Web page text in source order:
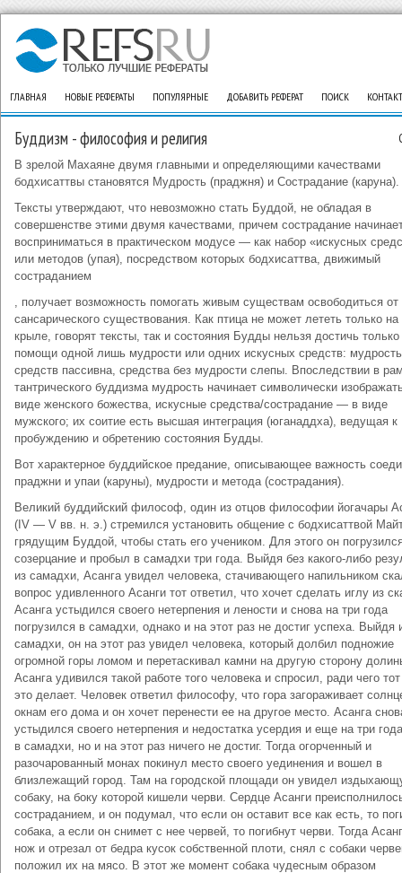
ГЛАВНАЯ НОВЫЕ РЕФЕРАТЫ ПОПУЛЯРНЫЕ ДОБАВИТЬ РЕФЕРАТ ПОИСК
Буддизм - философия и религия
В зрелой Махаяне двумя главными и определяющими качествами
бодхисаттвы становятся Мудрость (праджня) и Сострадание (каруна).
Тексты утверждают, что невозможно стать Буддой, не обладая в
совершенстве этими двумя качествами, причем сострадание
восприниматься в практическом модусе — как набор «искусных
или методов (упая), посредством которых бодхисаттва, движимый
состраданием
, получает возможность помогать живым существам освободиться от
сансарического существования. Как птица не может лететь только
крыле, говорят тексты, так и состояния Будды нельзя достичь только
помощи одной лишь мудрости или одних искусных средств:
средств пассивна, средства без мудрости слепы. Впоследствии в
тантрического буддизма мудрость начинает символически
виде женского божества, искусные средства/сострадание — в виде
мужского; их соитие есть высшая интеграция (юганаддха), ведущая к
пробуждению и обретению состояния Будды.
Вот характерное буддийское предание, описывающее важность
праджни и упаи (каруны), мудрости и метода (сострадания).
Великий буддийский философ, один из отцов философии йогачары
(IV — V вв. н. э.) стремился установить общение с бодхисаттвой
грядущим Буддой, чтобы стать его учеником. Для этого он
созерцание и пробыл в самадхи три года. Выйдя без какого-либо
из самадхи, Асанга увидел человека, стачивающего напильником
вопрос удивленного Асанги тот ответил, что хочет сделать иглу из
Асанга устыдился своего нетерпения и лености и снова на три года
погрузился в самадхи, однако и на этот раз не достиг успеха. Выйдя
самадхи, он на этот раз увидел человека, который долбил подножие
огромной горы ломом и перетаскивал камни на другую сторону
Асанга удивился такой работе того человека и спросил, ради чего
это делает. Человек ответил философу, что гора загораживает
окнам его дома и он хочет перенести ее на другое место. Асанга
устыдился своего нетерпения и недостатка усердия и еще на три
в самадхи, но и на этот раз ничего не достиг. Тогда огорченный и
разочарованный монах покинул место своего уединения и вошел в
близлежащий город. Там на городской площади он увидел
собаку, на боку которой кишели черви. Сердце Асанги
состраданием, и он подумал, что если он оставит все как есть, то
собака, а если он снимет с нее червей, то погибнут черви. Тогда
нож и отрезал от бедра кусок собственной плоти, снял с собаки
положил их на мясо. В этот же момент собака чудесным образом